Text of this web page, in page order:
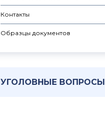
Контакты
Образцы документов
УГОЛОВНЫЕ ВОПРОСЫ